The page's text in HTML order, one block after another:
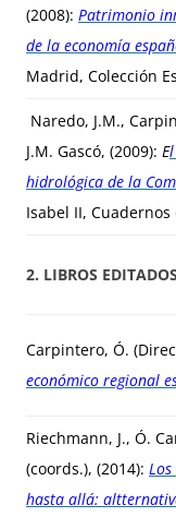
(2008): Patrimonio
de la economía
Madrid, Colección
Naredo, J.M.,
J.M. Gascó, (2009): El
hidrológica de la
Isabel II, Cuadernos
2. LIBROS
Carpintero, Ó.
económico regional
Riechmann, J., Ó.
(coords.), (2014):
hasta allá: